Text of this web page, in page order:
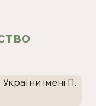
імені П.